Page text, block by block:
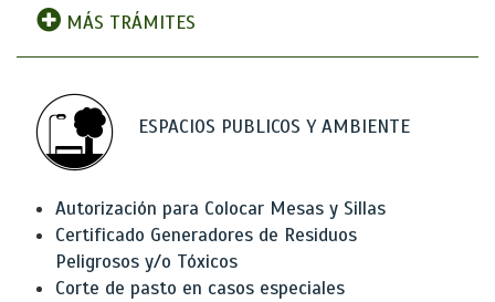
MÁS TRÁMITES
ESPACIOS PUBLICOS Y AMBIENTE
Autorización para Colocar Mesas y Sillas
Certificado Generadores de Residuos
Peligrosos y/o Tóxicos
Corte de pasto en casos especiales